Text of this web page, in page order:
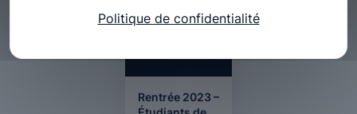
Rentrée 2023 –
Politique de confidentialité